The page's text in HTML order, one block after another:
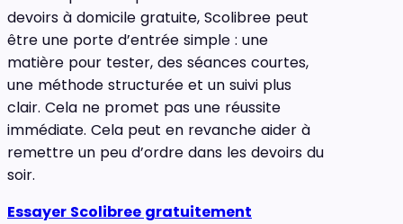
devoirs à domicile gratuite, Scolibree peut
être une porte d’entrée simple : une
matière pour tester, des séances courtes,
une méthode structurée et un suivi plus
clair. Cela ne promet pas une réussite
immédiate. Cela peut en revanche aider à
remettre un peu d’ordre dans les devoirs du
soir.
Essayer Scolibree gratuitement